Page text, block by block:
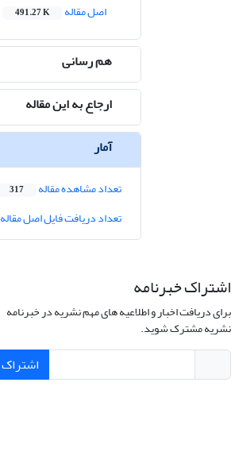
اصل مقاله
491.27 K
هم رسانی
ارجاع به این مقاله
آمار
تعداد مشاهده مقاله 317
تعداد دریافت فایل اصل مقاله
اشتراک خبرنامه
برای دریافت اخبار و اطلاعیه های مهم نشریه در خبرنامه
نشریه مشترک شوید.
اشتراک